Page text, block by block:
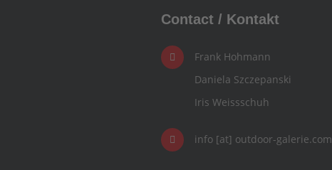
Contact / Kontakt
Frank Hohmann
Daniela Szczepanski
Iris Weissschuh
info [at] outdoor-galerie.com